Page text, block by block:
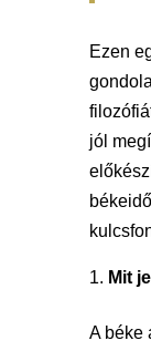
Ezen
jól
Mit
A béke